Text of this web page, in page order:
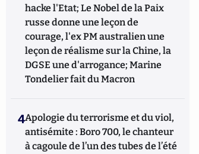
hacke l'Etat; Le Nobel de la Paix
russe donne une leçon de
courage, l'ex PM australien une
leçon de réalisme sur la Chine, la
DGSE une d'arrogance; Marine
Tondelier fait du Macron
4Apologie du terrorisme et du viol,
antisémite : Boro 700, le chanteur
à cagoule de l’un des tubes de l’été